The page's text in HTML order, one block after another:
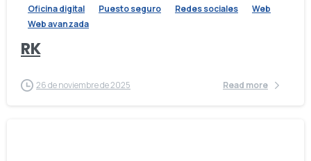
Oficina digital
Puesto seguro Redes sociales
Web
Web avanzada
RK
26 de noviembre de 2025 Read more